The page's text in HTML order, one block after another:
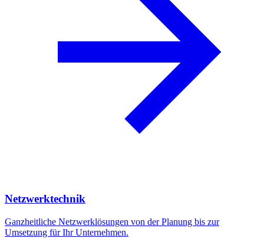
Netzwerktechnik
Ganzheitliche Netzwerklösungen von der Planung bis zur
Umsetzung für Ihr Unternehmen.